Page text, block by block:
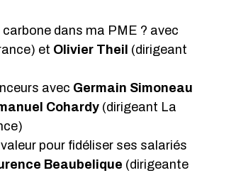
dans ma PME ? avec
et Olivier Theil (dirigeant
avec Germain Simoneau
Cohardy (dirigeant La
pour fidéliser ses salariés
Beaubelique (dirigeante